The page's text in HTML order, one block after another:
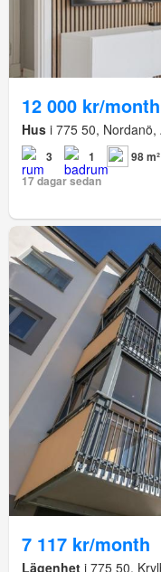
12 000 kr/month
Hus i 775 50,
3 1
98 m²
17 dagar sedan
7 117 kr/month
Lägenhet i 775 50,